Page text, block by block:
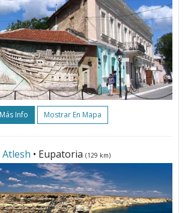
Más Info Mostrar En Mapa
• Eupatoria (129 km)